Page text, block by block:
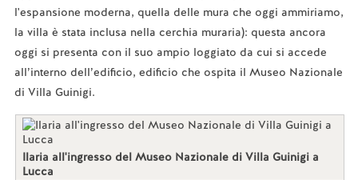
l'espansione moderna, quella delle mura che oggi ammiriamo,
la villa è stata inclusa nella cerchia muraria): questa ancora
oggi si presenta con il suo ampio loggiato da cui si accede
all’interno dell’edificio, edificio che ospita il Museo Nazionale
di Villa Guinigi.
Ilaria all'ingresso del Museo Nazionale di Villa Guinigi a
Lucca